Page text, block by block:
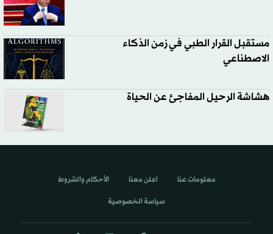
مستقبل القرار الطبي في زمن الذكاء
الاصطناعي
هشاشة الرحيل المفاجئ عن الحياة
معلومات عنا اعلن معنا الأحكام والشروط
سياسة الخصوصية